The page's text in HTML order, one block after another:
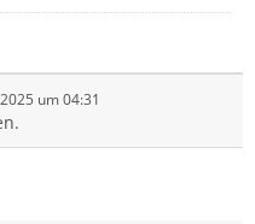
um 04:31